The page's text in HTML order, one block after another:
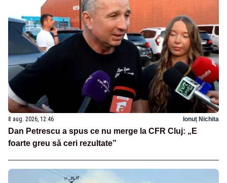
8 aug. 2026, 12:46 Ionuț Nichita
Dan Petrescu a spus ce nu merge la CFR Cluj: „E
foarte greu să ceri rezultate”